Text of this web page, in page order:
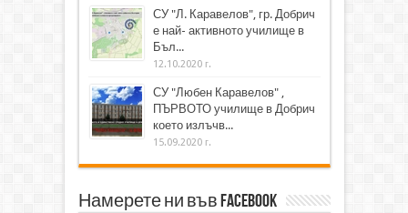
СУ "Л. Каравелов", гр. Добрич
е най- активното училище в
Бъл...
12.10.2020 г.
СУ "Любен Каравелов" ,
ПЪРВОТО училище в Добрич
което излъчв...
15.09.2020 г.
Намерете ни във Facebook